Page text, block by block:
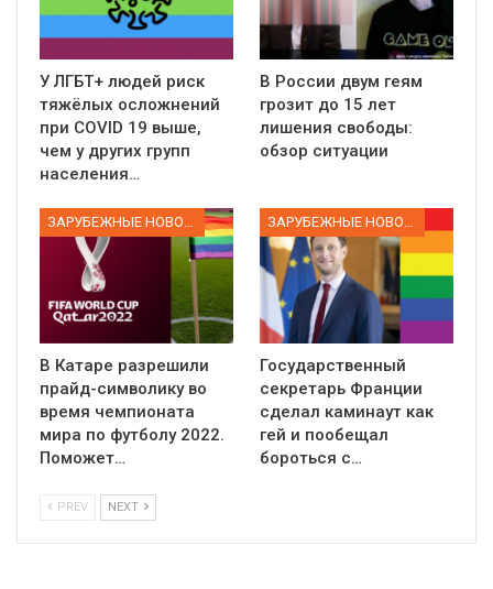
У ЛГБТ+ людей риск
тяжёлых осложнений
при COVID 19 выше,
чем у других групп
населения…
В России двум геям
грозит до 15 лет
лишения свободы:
обзор ситуации
В Катаре разрешили
прайд-символику во
время чемпионата
мира по футболу 2022.
Поможет…
Государственный
секретарь Франции
сделал каминаут как
гей и пообещал
бороться с…
PREV NEXT